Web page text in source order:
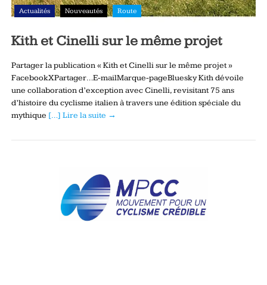
Actualités Nouveautés Route
Kith et Cinelli sur le même projet
Partager la publication « Kith et Cinelli sur le même projet »
FacebookXPartager…E-mailMarque-pageBluesky Kith dévoile
une collaboration d’exception avec Cinelli, revisitant 75 ans
d’histoire du cyclisme italien à travers une édition spéciale du
mythique […] Lire la suite →